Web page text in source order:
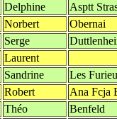
Delphine
Asptt
Norbert
Obernai
Serge
Laurent
Sandrine
Les
Robert
Ana Fcja
Théo
Benfeld